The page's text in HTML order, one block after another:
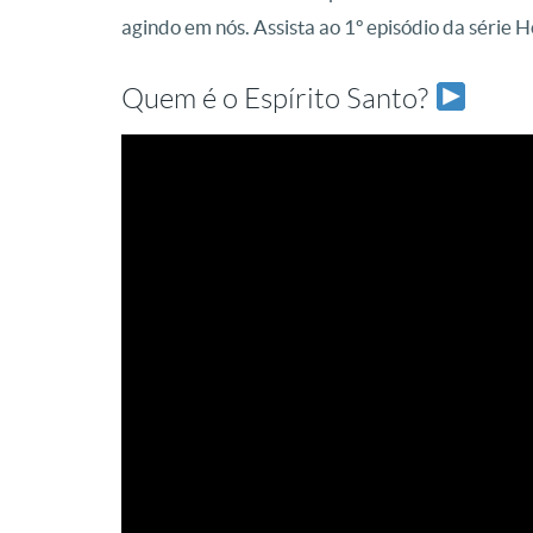
agindo em nós. Assista ao 1º episódio da série
Quem é o Espírito Santo?